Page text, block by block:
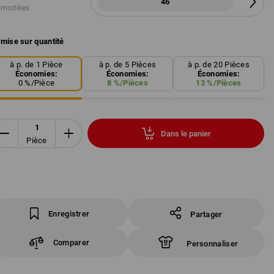
sur quantité
à p. de 1 Pièce
Économies:
0%/Pièce
à p. de 5 Pièces
Économies:
8 %/Pièces
à p. de 20 Pièces
Économies:
13%/Pièces
Pièce
Dans le panier
Enregistrer Partager
Comparer Personnaliser